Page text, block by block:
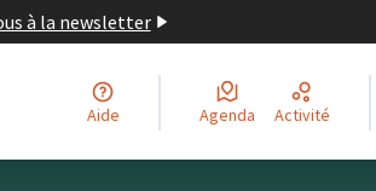
à la newsletter
Aide Agenda Activité